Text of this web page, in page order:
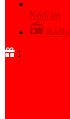
Notícias
Rádio
1